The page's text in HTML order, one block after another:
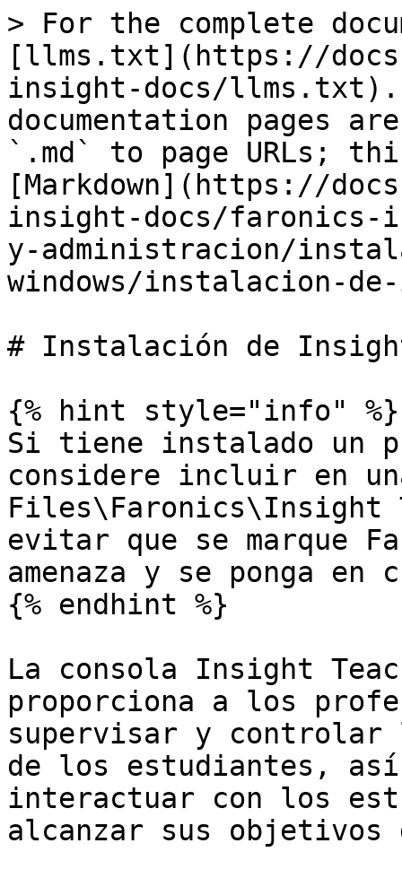
> For the complete
[llms.txt](https://
insight-docs/llms.txt).
documentation pages
`.md` to page URLs;
[Markdown](https://
insight-docs/faronics-
y-administracion/
windows/instalacion-
# Instalación de
{% hint style="info" %}
Si tiene instalado un
considere incluir en
Files\Faronics\Insight
evitar que se marque
amenaza y se ponga en
{% endhint %}
La consola Insight
proporciona a los
supervisar y controlar
de los estudiantes, así
interactuar con los
alcanzar sus objetivos